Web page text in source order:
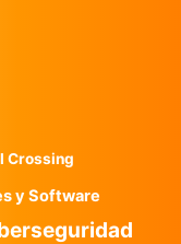
Crossing
y Software